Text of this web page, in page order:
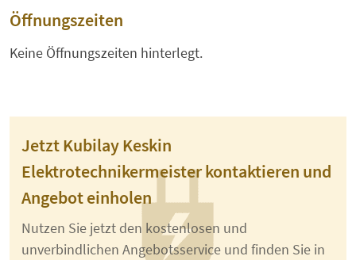
Öffnungszeiten
Keine Öffnungszeiten hinterlegt.
Jetzt Kubilay Keskin
Elektrotechnikermeister kontaktieren und
Angebot einholen
Nutzen Sie jetzt den kostenlosen und
unverbindlichen Angebotsservice und finden Sie in